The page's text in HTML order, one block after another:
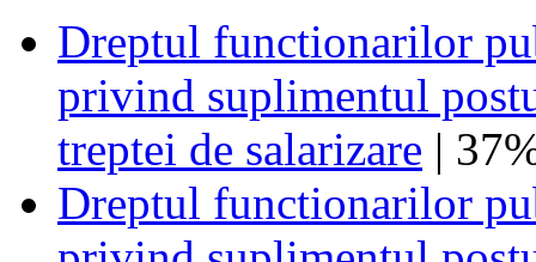
Dreptul functionarilor
privind suplimentul
treptei de salarizare |
Dreptul functionarilor